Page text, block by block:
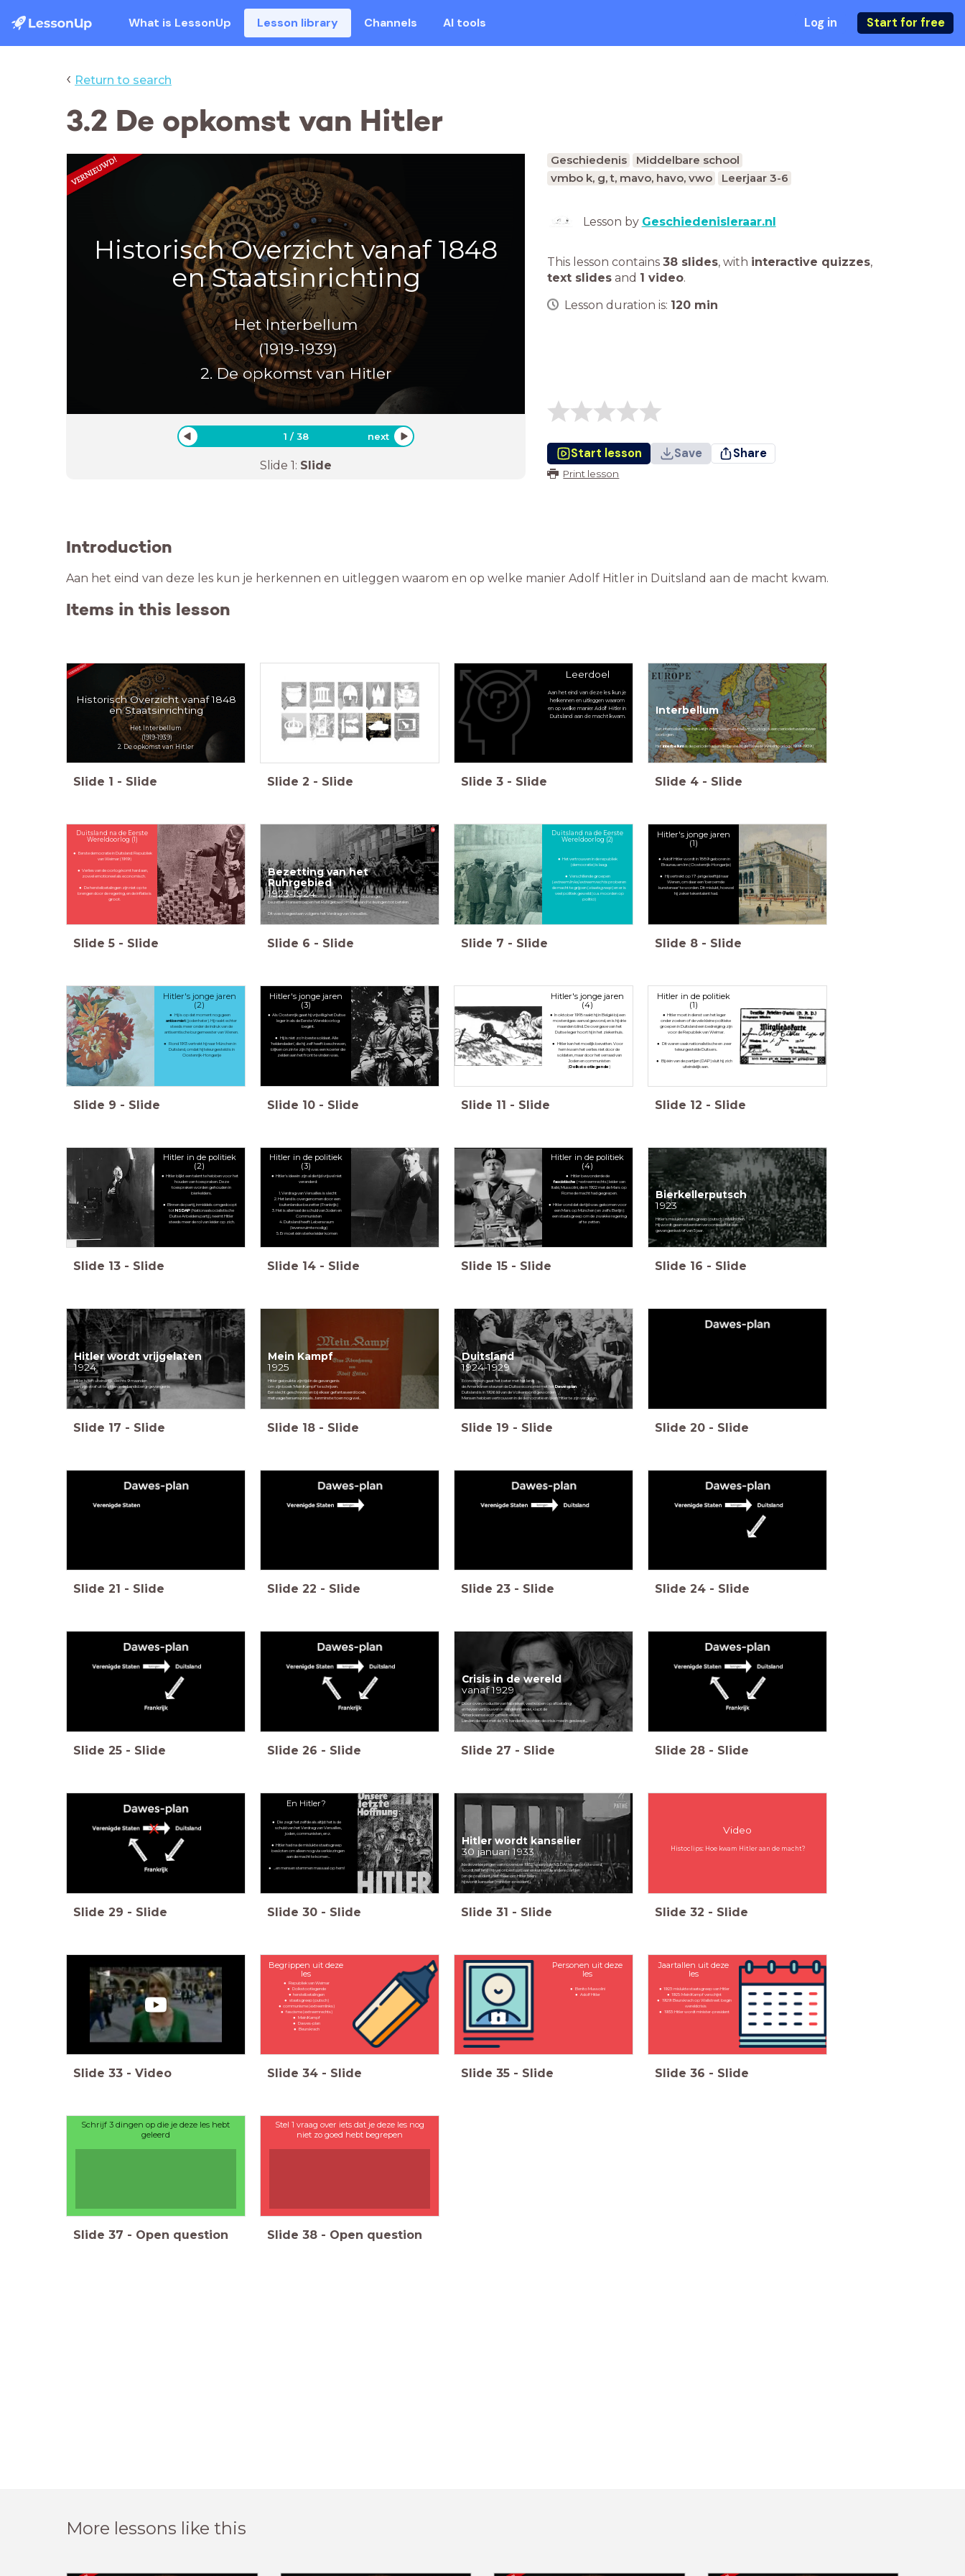
What is LessonUp Lesson library Channels AI tools Log in Start for free
‹ Return to search
3.2 De opkomst van Hitler
Historisch Overzicht vanaf 1848
en Staatsinrichting
Het Interbellum
(1919-1939)
2. De opkomst van Hitler
1 /38 next
Slide 1: Slide
Geschiedenis
Middelbare school
vmbo k, g, t, mavo, havo, vwo
Leerjaar 3-6
Lesson by Geschiedenisleraar.nl
This lesson contains 38 slides, with interactive quizzes,
text slides and 1 video.
Lesson duration is: 120 min
Start lesson Save Share
Print lesson
Introduction
Aan het eind van deze les kun je herkennen en uitleggen waarom en op welke manier Adolf Hitler in Duitsland aan de macht kwam.
Items in this lesson
Historisch Overzicht vanaf 1848
en Staatsinrichting
Het Interbellum
(1919-1939)
2. De opkomst van Hitler
Slide 1 - Slide Slide 2 - Slide
Leerdoel
Aan het eind van deze les kun je
herkennen en uitleggen waarom
en op welke manier Adolf Hitler in
Duitsland aan de macht kwam.
Slide 3 - Slide
Interbellum
Een interbellum (van het Latijninter, tussen enbellum, oorlog) is een periode tussen twee
oorlogen.
Hetinterbellumis de periode tussen de Eerste en de Tweede Wereldoorlog (1919-1939)
Slide 4 - Slide
Duitsland na de Eerste
Wereldoorlog (1)
Eerste democratie in Duitsland: Republiek
van Weimar (1919)
Verlies van de oorlog komt hard aan,
zowel emotioneel als economisch.
De herstelbetalingen zijn niet op te
brengen door de regering, en de inflatie is
groot.
Slide 5 - Slide
Bezetting van het
Ruhrgebied
1923-1924
Omdat Duitsland de herstelbetalingen niet meer kan opbrengen,
bezetten Franse troepen het Ruhrgebied om Duitsland te dwingen tot betalen.
Dit was toegestaan volgens het Verdrag van Versailles.
Slide 6 - Slide
Duitsland na de Eerste
Wereldoorlog (2)
Het vertrouwen in de republiek
(democratie) is laag.
Verschillende groepen
(extreemlinks/extreemrechtsproberen
de macht te grijpen (staatsgreep) en er is
veel politiek geweld (o.a. moorden op
politici)
Slide 7 - Slide
Hitler's jonge jaren
(1)
Adolf Hitler wordt in 1889 geboren in
Braunau am Inn (Oostenrijk-Hongarije)
Hij vertrekt op 17-jarige leeftijd naar
Wenen, om daar een 'beroemde
kunstenaar' te worden. Dit mislukt, hoewel
hij zeker tekentalent had.
Slide 8 - Slide
Hitler's jonge jaren
(2)
Hij is op dat moment nog geen
antisemiet(jodenhater). Hij raakt echter
steeds meer onder de indruk van de
antisemtische burgemeester van Wenen.
Rond 1913 vertrekt hij naar München in
Duitsland, omdat hij teleurgesteld is in
Oostenrijk-Hongarije
Slide 9 - Slide
Hitler's jonge jaren
(3)
Als Oostenrijk gaat hij vrijwillig het Duitse
leger in als de Eerste Wereldoorlog
begint.
Hij is niet zo'n beste soldaat. Alle
'heldendaden', die hij zelf heeft beschreven,
blijken onzin te zijn: hij was een koerier die
zelden aan het front te vinden was.
Slide 10 - Slide
Hitler's jonge jaren
(4)
In oktober 1918 raakt hij in België bij een
mosterdgas-aanval gewond, en is hij drie
maanden blind. De overgave van het
Duitse leger hoort hij in het ziekenhuis.
Hitler kan het moeilijk bevatten. Voor
hem kwam het verlies niet door de
soldaten, maar door het verraad van
Joden en communisten
(Dolkstootlegende)
Slide 11 - Slide
Hitler in de politiek
(1)
Hitler moet in dienst van het leger
onderzoeken of de vele kleine politieke
groepen in Duitsland een bedreiging zijn
voor de Republiek van Weimar.
Dit waren vaak nationalistische en zeer
teleurgestelde Duitsers.
Bij één van de partijen (DAP) sluit hij zich
uiteindelijk aan.
Slide 12 - Slide
Hitler in de politiek
(2)
Hitler blijkt een talent te hebben voor het
houden van toespraken. Deze
toespraken worden gehouden in
bierkelders.
Binnen de partij, inmiddels omgedoopt
totNSDAP(Nationaalsocialistische
Duitse Arbeiderspartij), neemt Hitler
steeds meer de rol van leider op zich.
Slide 13 - Slide
Hitler in de politiek
(3)
Hitler's ideeën zijn al die tijd vrijwel niet
veranderd:
Verdrag van Versailles is slecht
Het land is overgenomen door een
buitenlandse bezetter (Frankrijk)
Het is allemaal de schuld van Joden en
Communisten
Duitsland heeft Lebensraum
(levensruimte nodig)
Er moet één sterke leider komen
Slide 14 - Slide
Hitler in de politiek
(4)
Hitler bewonderde de
fascistische (=extreemrechts) leider van
Italië, Mussolini, die in 1922 met de Mars op
Rome de macht had gegrepen.
Hitler vond dat de tijd was gekomen voor
een Mars op München (en zelfs Berlijn):
een staatsgreep om de zwakke regering
af te zetten.
Slide 15 - Slide
Bierkellerputsch
1923
Hitler's mislukte staatsgreep (putsch) in München.
Hij wordt gearresteerd en veroordeeld tot een
gevangenisstraf van 5 jaar.
Slide 16 - Slide
Hitler wordt vrijgelaten
1924
Hitler hoeft uiteindelijk slechts 9 maanden
van zijn straf uit te zitten in de Landsberg-gevangenis
Slide 17 - Slide
Mein Kampf
1925
Hitler gebruikte zijn tijd in de gevangenis
om zijn boek 'Mein Kampf' te schrijven.
Een slecht geschreven en bij elkaar gefantaseerd boek,
met vage hersenspinsels...tenminste: toen nog wel...
Slide 18 - Slide
Duitsland
1924-1929
Economisch gaat het beter met het land:
de Amerikanen steunen de Duitse economie met hetDawesplan
Duitsland is in 1926 lid van de Volkenbond geworden
Mensen hebben vertrouwen in de democratie en lijken Hitler te zijn vergeten...
Slide 19 - Slide Slide 20 - Slide
Slide 21 - Slide Slide 22 - Slide Slide 23 - Slide Slide 24 - Slide
Slide 25 - Slide Slide 26 - Slide
Crisis in de wereld
vanaf 1929
Door overproductie van fabrieken, veel kopen op afbetaling
en teveel vertrouwen in aandelenhandel, klapt de
Amerikaanse economie in elkaar.
Landen die veel met de VS handelen, worden de crisis mee in gesleept...
Slide 27 - Slide Slide 28 - Slide
Slide 29 - Slide
En Hitler?
Die zegt hetzelfde als altijd: het is de
schuld van het Verdrag van Versailles,
joden, communisten, enz.
Hitler had na de mislukte staatsgreep
besloten om alleen nog via verkiezingen
aan de macht te komen...
...en mensen stemmen massaal op hem!
Slide 30 - Slide
Hitler wordt kanselier
30 januari 1933
Na de verkiezingen van november 1932, waarbij de NSDAP de grootste werd,
wordt het land vrijwel onbestuurbaar en kunnen de andere partijen
(en de president) niet meer om Hitler heen:
hij wordt kanselier (minister-president).
Slide 31 - Slide
Video
Histoclips: Hoe kwam Hitler aan de macht?
Slide 32 - Slide
Slide 33 - Video
Begrippen uit deze
les
Republiek van Weimar
Dolkstootlegende
herstelbetalingen
staatsgreep (putsch)
communisme (extreemlinks)
fascisme (extreemrechts)
Mein Kampf
Dawes-plan
Beurskrach
Slide 34 - Slide
Personen uit deze
les
Benito Mussolini
Adolf Hitler
Slide 35 - Slide
Jaartallen uit deze
les
1923: mislukte staatsgreep van Hitler
1925: Mein Kampf verschijnt
1929: Beurskrach op Wallstreet: begin
wereldcrisis
1933: Hitler wordt minister-president
Slide 36 - Slide
Schrijf 3 dingen op die je deze les hebt
geleerd
Slide 37 - Open question
Stel 1 vraag over iets dat je deze les nog
niet zo goed hebt begrepen
Slide 38 - Open question
More lessons like this